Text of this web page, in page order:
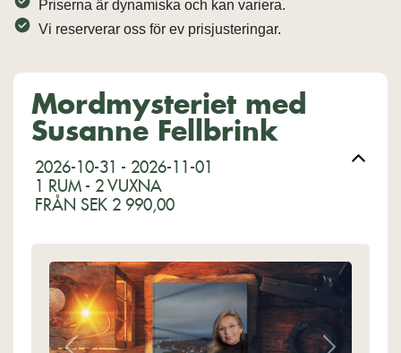
Priserna är dynamiska och kan variera.
Vi reserverar oss för ev prisjusteringar.
Mordmysteriet med
Susanne Fellbrink
2026-10-31 - 2026-11-01
1 RUM - 2VUXNA
FRÅN SEK 2 990,00